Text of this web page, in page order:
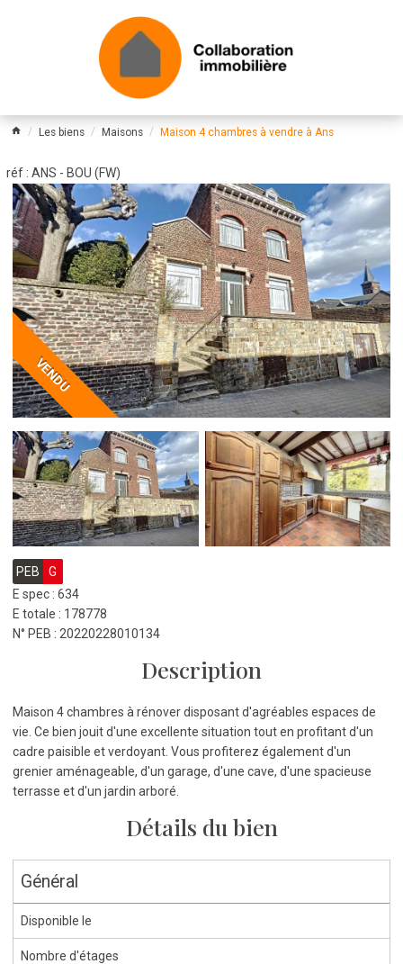
Les biens Maisons Maison 4 chambres à vendre à Ans
réf : ANS - BOU (FW)
VENDU
PEB
G
E spec : 634
E totale : 178778
N° PEB : 20220228010134
Description
Maison 4 chambres à rénover disposant d'agréables espaces de
vie. Ce bien jouit d'une excellente situation tout en profitant d'un
cadre paisible et verdoyant. Vous profiterez également d'un
grenier aménageable, d'un garage, d'une cave, d'une spacieuse
terrasse et d'un jardin arboré.
Détails du bien
Général
Disponible le
Nombre d'étages